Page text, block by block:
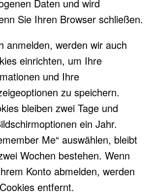
Daten und wird
Sie Ihren Browser schließen.
anmelden, werden wir auch
einrichten, um Ihre
und Ihre
zu speichern.
bleiben zwei Tage und
ein Jahr.
Me“ auswählen, bleibt
Wochen bestehen. Wenn
Konto abmelden, werden
entfernt.